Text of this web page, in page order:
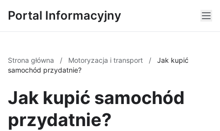
Portal Informacyjny
Strona główna / Motoryzacja i transport /
Jak kupić
samochód przydatnie?
Jak kupić samochód
przydatnie?